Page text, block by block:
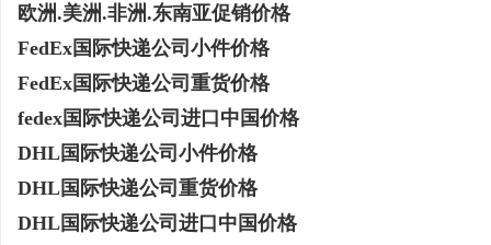
欧洲.美洲.非洲.东南亚促销价格
FedEx国际快递公司小件价格
FedEx国际快递公司重货价格
fedex国际快递公司进口中国价格
DHL国际快递公司小件价格
DHL国际快递公司重货价格
DHL国际快递公司进口中国价格
标购买：即买即用，规避侵权风险